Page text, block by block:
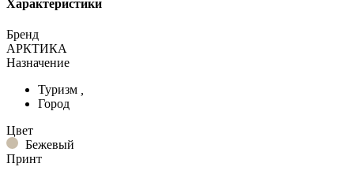
Характеристики
Бренд
АРКТИКА
Назначение
Туризм
Город
Цвет
Бежевый
Принт